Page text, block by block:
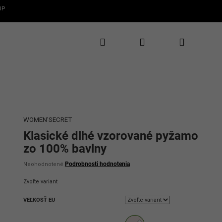
Prihlásenie
Priemerné
produktu
je
z
Neohodnotené Podrobnosti hodnotenia
Klasické dlhé vzorované pyžamo
zo 100% bavlny
WOMEN'SECRET
VEĽKOSŤ EU
Zvoľte variant
✕
ponuky